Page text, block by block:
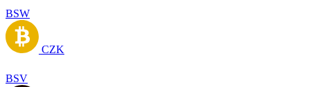
BSW
CZK
BSV